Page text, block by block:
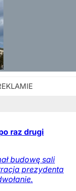
raz drugi
budowę sali
prezydenta